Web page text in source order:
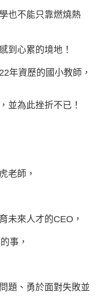
也不能只靠燃燒熱
到心累的境地！
年資歷的國小教師，
並為此挫折不已！
老師，
未來人才的CEO，
事，
題、勇於面對失敗並